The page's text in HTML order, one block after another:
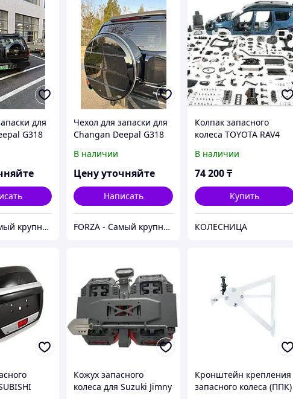
для
G318
запаски
FORZA - Самый крупный тюнинг-маркет в Казахстане
Чехол для запаски для
Changan Deepal G318
запасного колеса
колпак запаски
В наличии
Цену уточняйте
Написать
FORZA - Самый крупный тюнинг-маркет в Казахстане
Колпак запасного
колеса TOYOTA RAV4
TYY3-500-B0
В наличии
74 200₸
Купить
КОЛЕСНИЦА
Кожух запасного
колеса для Suzuki Jimny
Кронштейн крепления
запасного колеса (ППК)